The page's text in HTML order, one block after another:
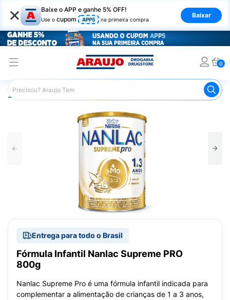
× Baixe o APP e ganhe 5% OFF!
Use o cupom APP5 na primeira compra
Baixar
0
Araujo Infantil Fórmula Infantil
Entrega para todo o Brasil
Fórmula Infantil Nanlac Supreme PRO
800g
Nanlac Supreme Pro é uma fórmula infantil indicada para
complementar a alimentação de crianças de 1 a 3 anos,